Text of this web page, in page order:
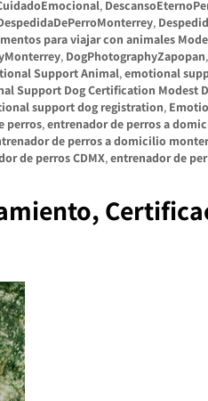
,
,
para viajar con animales
, DogPhotographyZapopan,
Support Animal, emotional
Support Dog Certification Modest
support dog registration,
perros, entrenador de perros a
de perros a domicilio
de perros CDMX, entrenador de